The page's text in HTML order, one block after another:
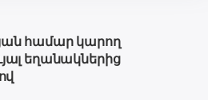
համար կարող
եղանակներից